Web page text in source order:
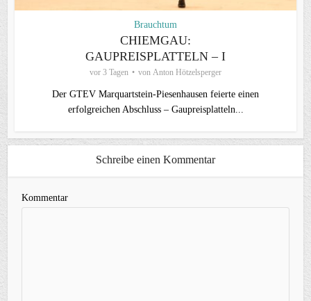
Brauchtum
CHIEMGAU:
GAUPREISPLATTELN – I
vor 3 Tagen von Anton Hötzelsperger
Der GTEV Marquartstein-Piesenhausen feierte einen
erfolgreichen Abschluss – Gaupreisplatteln...
Schreibe einen Kommentar
Kommentar